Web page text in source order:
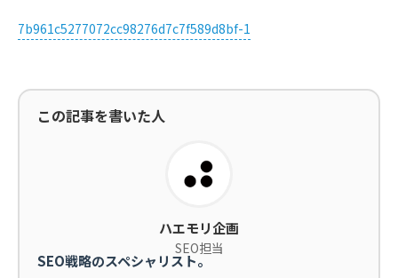
7b961c5277072cc98276d7c7f589d8bf-1
この記事を書いた人
ハエモリ企画
SEO担当
SEO戦略のスペシャリスト。